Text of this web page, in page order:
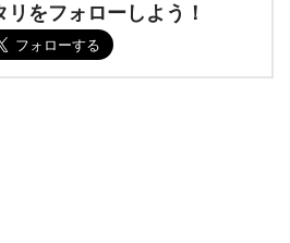
をフォローしよう！